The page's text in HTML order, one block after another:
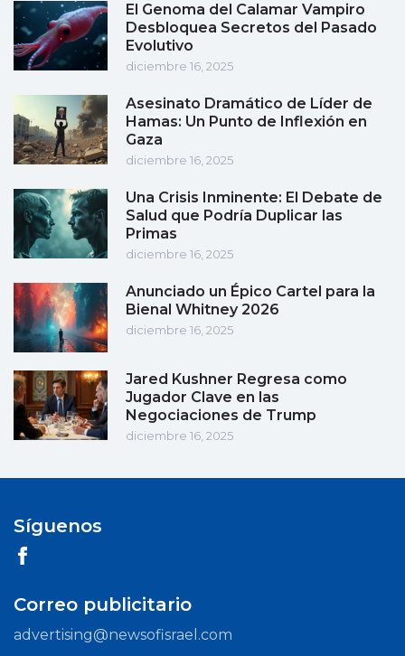
El Genoma del Calamar Vampiro
Desbloquea Secretos del Pasado
Evolutivo
diciembre 16, 2025
Asesinato Dramático de Líder de
Hamas: Un Punto de Inflexión en
Gaza
diciembre 16, 2025
Una Crisis Inminente: El Debate de
Salud que Podría Duplicar las
Primas
diciembre 16, 2025
Anunciado un Épico Cartel para la
Bienal Whitney 2026
diciembre 16, 2025
Jared Kushner Regresa como
Jugador Clave en las
Negociaciones de Trump
diciembre 16, 2025
Síguenos
Correo publicitario
advertising@newsofisrael.com